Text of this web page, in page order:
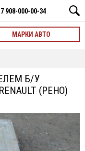
908-000-00-34
МАРКИ АВТО
Б/У
(РЕНО)